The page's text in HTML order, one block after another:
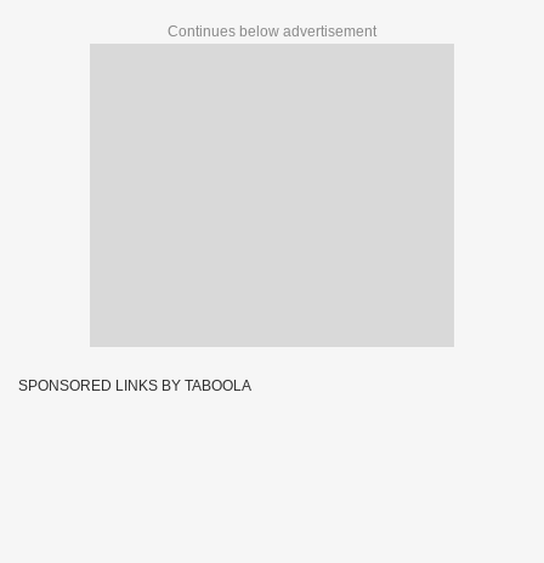
Continues below advertisement
SPONSORED LINKS BY TABOOLA